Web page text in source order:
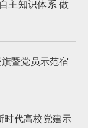
主知识体系 做
暨党员示范宿
时代高校党建示